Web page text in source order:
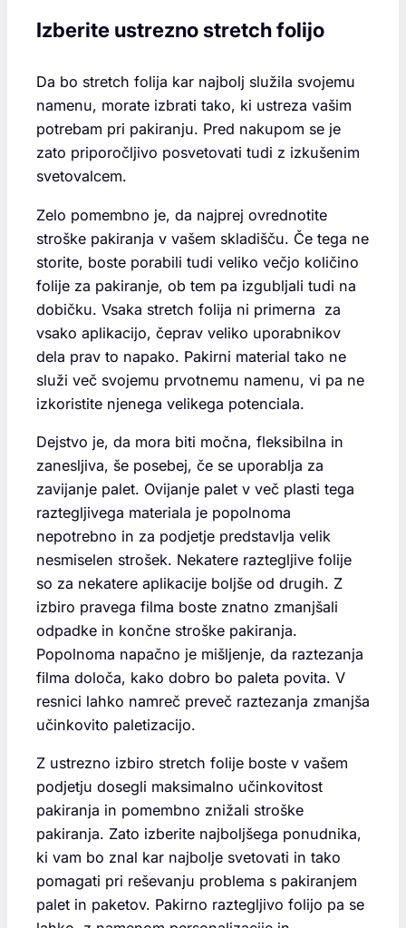
Izberite ustrezno stretch folijo
Da bo stretch folija kar najbolj služila svojemu
namenu, morate izbrati tako, ki ustreza vašim
potrebam pri pakiranju. Pred nakupom se je
zato priporočljivo posvetovati tudi z izkušenim
svetovalcem.
Zelo pomembno je, da najprej ovrednotite
stroške pakiranja v vašem skladišču. Če tega ne
storite, boste porabili tudi veliko večjo količino
folije za pakiranje, ob tem pa izgubljali tudi na
dobičku. Vsaka stretch folija ni primerna za
vsako aplikacijo, čeprav veliko uporabnikov
dela prav to napako. Pakirni material tako ne
služi več svojemu prvotnemu namenu, vi pa ne
izkoristite njenega velikega potenciala.
Dejstvo je, da mora biti močna, fleksibilna in
zanesljiva, še posebej, če se uporablja za
zavijanje palet. Ovijanje palet v več plasti tega
raztegljivega materiala je popolnoma
nepotrebno in za podjetje predstavlja velik
nesmiselen strošek. Nekatere raztegljive folije
so za nekatere aplikacije boljše od drugih. Z
izbiro pravega filma boste znatno zmanjšali
odpadke in končne stroške pakiranja.
Popolnoma napačno je mišljenje, da raztezanja
filma določa, kako dobro bo paleta povita. V
resnici lahko namreč preveč raztezanja zmanjša
učinkovito paletizacijo.
Z ustrezno izbiro stretch folije boste v vašem
podjetju dosegli maksimalno učinkovitost
pakiranja in pomembno znižali stroške
pakiranja. Zato izberite najboljšega ponudnika,
ki vam bo znal kar najbolje svetovati in tako
pomagati pri reševanju problema s pakiranjem
palet in paketov. Pakirno raztegljivo folijo pa se